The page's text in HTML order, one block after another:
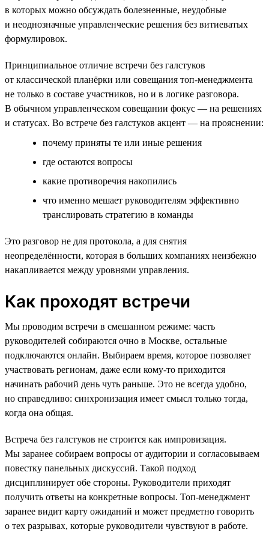
в которых можно обсуждать болезненные, неудобные
и неоднозначные управленческие решения без витиеватых
формулировок.
Принципиальное отличие встречи без галстуков
от классической планёрки или совещания топ-менеджмента
не только в составе участников, но и в логике разговора.
В обычном управленческом совещании фокус — на решениях
и статусах. Во встрече без галстуков акцент — на прояснении:
почему приняты те или иные решения
где остаются вопросы
какие противоречия накопились
что именно мешает руководителям эффективно
транслировать стратегию в команды
Это разговор не для протокола, а для снятия
неопределённости, которая в больших компаниях неизбежно
накапливается между уровнями управления.
Как проходят встречи
Мы проводим встречи в смешанном режиме: часть
руководителей собираются очно в Москве, остальные
подключаются онлайн. Выбираем время, которое позволяет
участвовать регионам, даже если кому-то приходится
начинать рабочий день чуть раньше. Это не всегда удобно,
но справедливо: синхронизация имеет смысл только тогда,
когда она общая.
Встреча без галстуков не строится как импровизация.
Мы заранее собираем вопросы от аудитории и согласовываем
повестку панельных дискуссий. Такой подход
дисциплинирует обе стороны. Руководители приходят
получить ответы на конкретные вопросы. Топ-менеджмент
заранее видит карту ожиданий и может предметно говорить
о тех разрывах, которые руководители чувствуют в работе.